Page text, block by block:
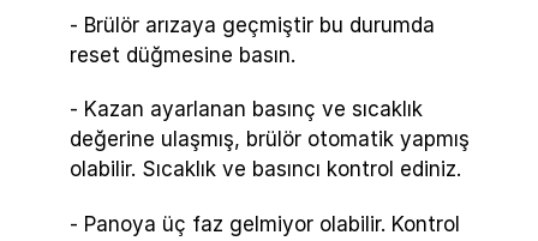
- Brülör arızaya geçmiştir bu durumda
reset düğmesine basın.
- Kazan ayarlanan basınç ve sıcaklık
değerine ulaşmış, brülör otomatik yapmış
olabilir. Sıcaklık ve basıncı kontrol ediniz.
- Panoya üç faz gelmiyor olabilir. Kontrol